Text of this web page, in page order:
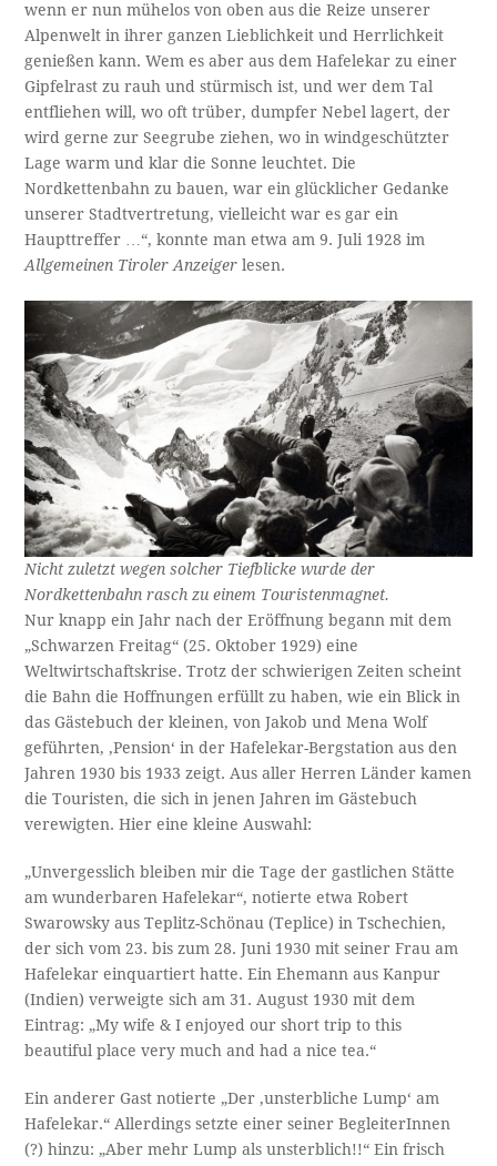
wenn er nun mühelos von oben aus die Reize unserer
Alpenwelt in ihrer ganzen Lieblichkeit und Herrlichkeit
genießen kann. Wem es aber aus dem Hafelekar zu einer
Gipfelrast zu rauh und stürmisch ist, und wer dem Tal
entfliehen will, wo oft trüber, dumpfer Nebel lagert, der
wird gerne zur Seegrube ziehen, wo in windgeschützter
Lage warm und klar die Sonne leuchtet. Die
Nordkettenbahn zu bauen, war ein glücklicher Gedanke
unserer Stadtvertretung, vielleicht war es gar ein
Haupttreffer …“, konnte man etwa am 9. Juli 1928 im
Allgemeinen Tiroler Anzeiger lesen.
Nicht zuletzt wegen solcher Tiefblicke wurde der
Nordkettenbahn rasch zu einem Touristenmagnet.
Nur knapp ein Jahr nach der Eröffnung begann mit dem
„Schwarzen Freitag“ (25. Oktober 1929) eine
Weltwirtschaftskrise. Trotz der schwierigen Zeiten scheint
die Bahn die Hoffnungen erfüllt zu haben, wie ein Blick in
das Gästebuch der kleinen, von Jakob und Mena Wolf
geführten, ‚Pension‘ in der Hafelekar-Bergstation aus den
Jahren 1930 bis 1933 zeigt. Aus aller Herren Länder kamen
die Touristen, die sich in jenen Jahren im Gästebuch
verewigten. Hier eine kleine Auswahl:
„Unvergesslich bleiben mir die Tage der gastlichen Stätte
am wunderbaren Hafelekar“, notierte etwa Robert
Swarowsky aus Teplitz-Schönau (Teplice) in Tschechien,
der sich vom 23. bis zum 28. Juni 1930 mit seiner Frau am
Hafelekar einquartiert hatte. Ein Ehemann aus Kanpur
(Indien) verweigte sich am 31. August 1930 mit dem
Eintrag: „My wife & I enjoyed our short trip to this
beautiful place very much and had a nice tea.“
Ein anderer Gast notierte „Der ‚unsterbliche Lump‘ am
Hafelekar.“ Allerdings setzte einer seiner BegleiterInnen
(?) hinzu: „Aber mehr Lump als unsterblich!!“ Ein frisch